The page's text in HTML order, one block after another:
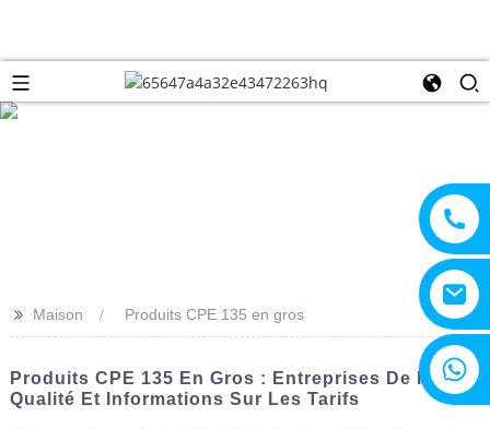
>> Maison Produits CPE 135 en gros
Produits CPE 135 En Gros : Entreprises De Haute
Qualité Et Informations Sur Les Tarifs